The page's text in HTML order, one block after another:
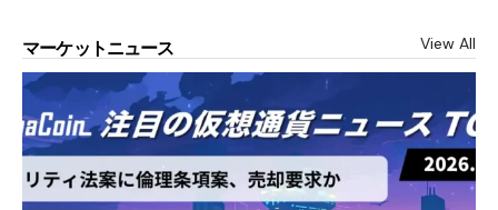
マーケットニュース View All